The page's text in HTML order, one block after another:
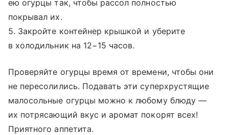
ею огурцы так, чтобы рассол полностью
покрывал их.
5. Закройте контейнер крышкой и уберите
в холодильник на 12−15 часов.
Проверяйте огурцы время от времени, чтобы они
не пересолились. Подавать эти суперхрустящие
малосольные огурцы можно к любому блюду —
их потрясающий вкус и аромат покорят всех!
Приятного аппетита.